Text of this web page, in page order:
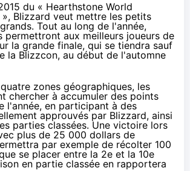
du « Hearthstone World
», Blizzard veut mettre les petits
Tout au long de l'année,
permettront aux meilleurs joueurs de
la grande finale, qui se tiendra sauf
la Blizzcon, au début de l'automne
zones géographiques, les
chercher à accumuler des points
l'année, en participant à des
approuvés par Blizzard, ainsi
parties classées. Une victoire lors
plus de 25 000 dollars de
par exemple de récolter 100
se placer entre la 2e et la 10e
en partie classée en rapportera